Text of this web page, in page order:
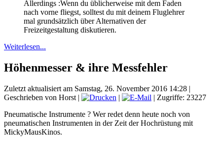
Allerdings :Wenn du üblicherweise mit dem Faden
nach vorne fliegst, solltest du mit deinem Fluglehrer
mal grundsätzlich über Alternativen der
Freizeitgestaltung diskutieren.
Weiterlesen...
Höhenmesser & ihre Messfehler
Zuletzt aktualisiert am Samstag, 26. November 2016 14:28 |
Geschrieben von Horst | |
| Zugriffe: 23227
Pneumatische Instrumente ? Wer redet denn heute noch von
pneumatischen Instrumenten in der Zeit der Hochrüstung mit
MickyMausKinos.